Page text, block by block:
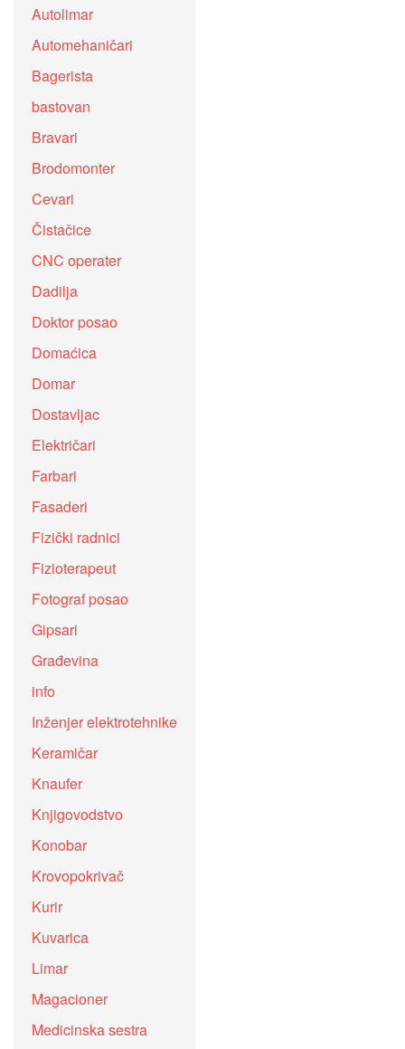
Autolimar
Automehaničari
Bagerista
bastovan
Bravari
Brodomonter
Cevari
Čistačice
CNC operater
Dadilja
Doktor posao
Domaćica
Domar
Dostavljac
Električari
Farbari
Fasaderi
Fizički radnici
Fizioterapeut
Fotograf posao
Gipsari
Građevina
info
Inženjer elektrotehnike
Keramičar
Knaufer
Knjigovodstvo
Konobar
Krovopokrivač
Kurir
Kuvarica
Limar
Magacioner
Medicinska sestra